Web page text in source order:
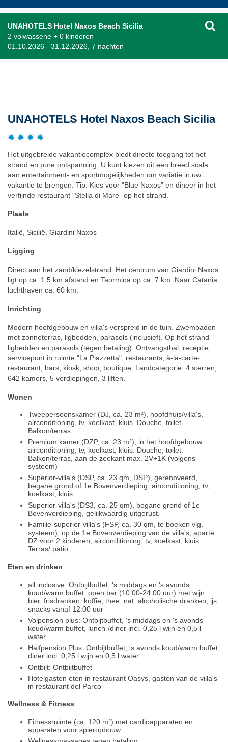
UNAHOTELS Hotel Naxos Beach Sicilia
2 volwassene + 0 kinderen
01.10.2026 - 31.12.2026, 7 nachten
UNAHOTELS Hotel Naxos Beach Sicilia
Het uitgebreide vakantiecomplex biedt directe toegang tot het
strand en pure ontspanning. U kunt kiezen uit een breed scala
aan entertainment- en sportmogelijkheden om variatie in uw
vakantie te brengen. Tip: Kies voor "Blue Naxos” en dineer in het
verfijnde restaurant "Stella di Mare” op het strand.
Plaats
Italië, Sicilië, Giardini Naxos
Ligging
Direct aan het zand/kiezelstrand. Het centrum van Giardini Naxos
ligt op ca. 1,5 km afstand en Taormina op ca. 7 km. Naar Catania
luchthaven ca. 60 km.
Inrichting
Modern hoofdgebouw en villa's verspreid in de tuin. Zwembaden
met zonneterras, ligbedden, parasols (inclusief). Op het strand
ligbedden en parasols (tegen betaling). Ontvangsthal, receptie,
servicepunt in ruimte "La Piazzetta", restaurants, à-la-carte-
restaurant, bars, kiosk, shop, boutique. Landcategorie: 4 sterren,
642 kamers, 5 verdiepingen, 3 liften.
Wonen
Tweepersoonskamer (DJ, ca. 23 m²), hoofdhuis/villa's,
airconditioning, tv, koelkast, kluis. Douche, toilet.
Balkon/terras
Premium kamer (DZP, ca. 23 m²), in het hoofdgebouw,
airconditioning, tv, koelkast, kluis. Douche, toilet.
Balkon/terras, aan de zeekant max. 2V+1K (volgens
systeem)
Superior-villa's (DSP, ca. 23 qm, DSP), gerenoveerd,
begane grond of 1e Bovenverdieping, airconditioning, tv,
koelkast, kluis.
Superior-villa's (DS3, ca. 25 qm), begane grond of 1e
Bovenverdieping, gelijkwaardig uitgerust.
Familie-superior-villa's (FSP, ca. 30 qm, te boeken vlg.
systeem), op de 1e Bovenverdieping van de villa's, aparte
DZ voor 2 kinderen, airconditioning, tv, koelkast, kluis.
Terras/ patio.
Eten en drinken
all inclusive: Ontbijtbuffet, 's middags en 's avonds
koud/warm buffet, open bar (10:00-24:00 uur) met wijn,
bier, frisdranken, koffie, thee, nat. alcoholische dranken, ijs,
snacks vanaf 12:00 uur
Volpension plus: Ontbijtbuffet, 's middags en 's avonds
koud/warm buffet, lunch-/diner incl. 0,25 l wijn en 0,5 l
water
Halfpension Plus: Ontbijtbuffet, 's avonds koud/warm buffet,
diner incl. 0,25 l wijn en 0,5 l water
Ontbijt: Ontbijtbuffet
Hotelgasten eten in restaurant Oasys, gasten van de villa's
in restaurant del Parco
Wellness & Fitness
Fitnessruimte (ca. 120 m²) met cardioapparaten en
apparaten voor spieropbouw